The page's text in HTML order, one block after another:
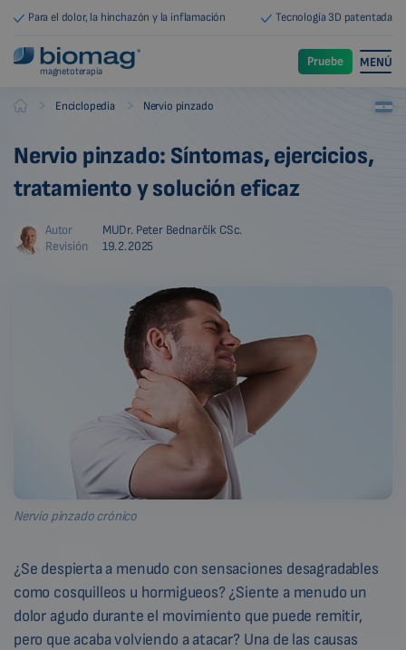
Para el dolor, la hinchazón y la inflamación Tecnología 3D patentada
magnetoterapia
Pruebe MENÚ
Biomag Enciclopedia Nervio pinzado
Nervio pinzado: Síntomas, ejercicios,
tratamiento y solución eficaz
Autor
MUDr. Peter Bednarčík CSc.
Revisión
19.2.2025
Nervio pinzado crónico
¿Se despierta a menudo con sensaciones desagradables
como cosquilleos u hormigueos? ¿Siente a menudo un
dolor agudo durante el movimiento que puede remitir,
pero que acaba volviendo a atacar? Una de las causas